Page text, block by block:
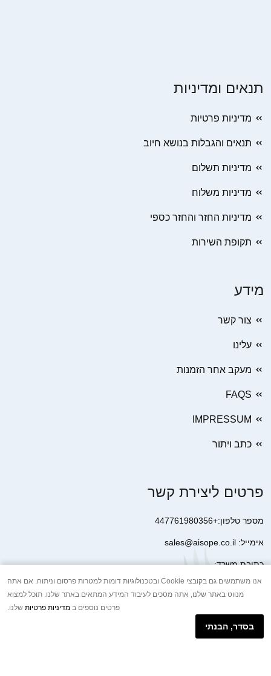
תנאים ומדיניות
מדיניות פרטיות
תנאים והגבלות בנושא חיוב
מדיניות תשלום
מדיניות משלוח
מדיניות החזר והחזר כספי
תקופת השירות
מידע
צור קשר
עלינו
מעקב אחר הזמנות
FAQS
IMPRESSUM
כתב ויתור
פרטים ליצירת קשר
מספר טלפון:+447761980356
אימייל: sales@aisope.co.il
כתובת משרד:
41 Devonshire Street Ground Floor Office 1 London W1G 7AJ
United Kingdom
+44 7410 2065017
הודעת וואטסאפ באינטרנט
אנו משתמשים גם בקובצי Cookie ובטכנולוגיות דומות למטרות פרסום וניתוח. אם אתה
מנווט באתר שלנו, אתה מסכים לעיבוד המידע המתאים באתר שלנו. תוכל למצוא
פרטים נוספים ב מדיניות פרטיות שלנו.
בסדר, הבנתי